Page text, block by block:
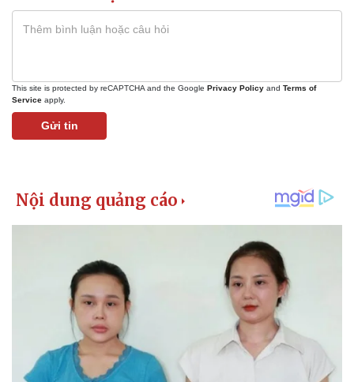
This site is protected by reCAPTCHA and the Google Privacy Policy and Terms of
Service apply.
Gửi tin